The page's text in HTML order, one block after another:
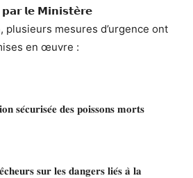
𝗹𝗲 𝗠𝗶𝗻𝗶𝘀𝘁𝗲̀𝗿𝗲
plusieurs mesures d’urgence ont
en œuvre :
𝐬𝐞́𝐜𝐮𝐫𝐢𝐬𝐞́𝐞 𝐝𝐞𝐬 𝐩𝐨𝐢𝐬𝐬𝐨𝐧𝐬 𝐦𝐨𝐫𝐭𝐬
𝐬𝐮𝐫 𝐥𝐞𝐬 𝐝𝐚𝐧𝐠𝐞𝐫𝐬 𝐥𝐢𝐞́𝐬 𝐚̀ 𝐥𝐚